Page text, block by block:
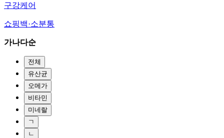
구강케어
쇼핑백·소분통
가나다순
전체
유산균
오메가
비타민
미네랄
ㄱ
ㄴ